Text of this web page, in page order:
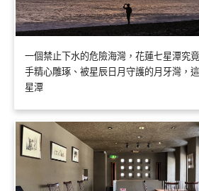
一個禁止下水的危險海灣，花蓮七星潭究
手精心雕琢、被星辰日月守護的月牙灣，
星潭